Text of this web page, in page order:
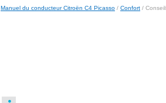
Manuel du conducteur Citroën C4 Picasso / Confort /